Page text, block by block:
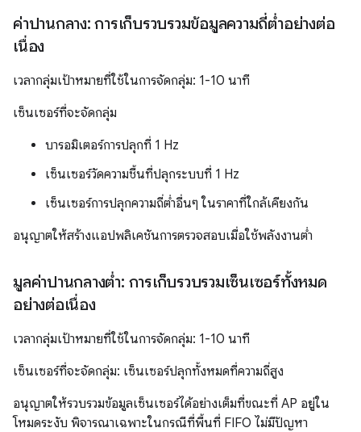
ค่าปานกลาง: การเก็บรวบรวมข้อมูลความถี่ต่ำอย่างต่อ
เนื่อง
เวลากลุ่มเป้าหมายที่ใช้ในการจัดกลุ่ม: 1-10 นาที
เซ็นเซอร์ที่จะจัดกลุ่ม
บารอมิเตอร์การปลุกที่ 1 Hz
เซ็นเซอร์วัดความชื้นที่ปลุกระบบที่ 1 Hz
เซ็นเซอร์การปลุกความถี่ต่ำอื่นๆ ในราคาที่ใกล้เคียงกัน
อนุญาตให้สร้างแอปพลิเคชันการตรวจสอบเมื่อใช้พลังงานต่ำ
มูลค่าปานกลางต่ำ: การเก็บรวบรวมเซ็นเซอร์ทั้งหมด
อย่างต่อเนื่อง
เวลากลุ่มเป้าหมายที่ใช้ในการจัดกลุ่ม: 1-10 นาที
เซ็นเซอร์ที่จะจัดกลุ่ม: เซ็นเซอร์ปลุกทั้งหมดที่ความถี่สูง
อนุญาตให้รวบรวมข้อมูลเซ็นเซอร์ได้อย่างเต็มที่ขณะที่ AP อยู่ใน
โหมดระงับ พิจารณาเฉพาะในกรณีที่พื้นที่ FIFO ไม่มีปัญหา